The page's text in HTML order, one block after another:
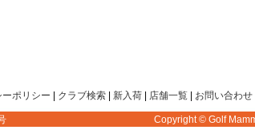
ポリシー クラブ検索| 新入荷| 店舗一覧| お問い合わせ|
Copyright © Golf